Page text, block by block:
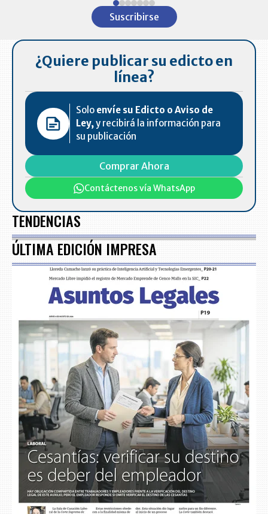
Suscribirse
¿Quiere publicar su edicto en
línea?
Solo envíe su Edicto o Aviso de
Ley,y recibirá la información para
su publicación
Comprar Ahora
Contáctenos vía WhatsApp
TENDENCIAS
ÚLTIMA EDICIÓN IMPRESA